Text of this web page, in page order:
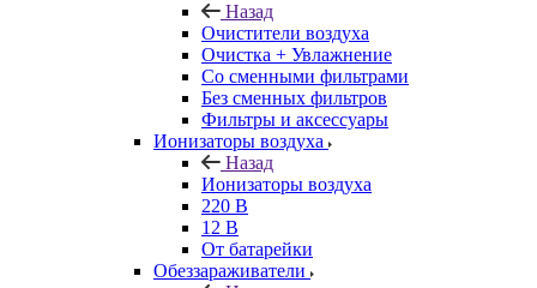
Назад
Очистители воздуха
Очистка + Увлажнение
Cо сменными фильтрами
Без сменных фильтров
Фильтры и аксессуары
Ионизаторы воздуха
Назад
Ионизаторы воздуха
220 В
12 В
От батарейки
Обеззараживатели